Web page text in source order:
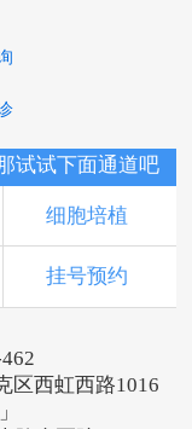
试试下面通道吧
细胞培植
挂号预约
区西虹西路1016